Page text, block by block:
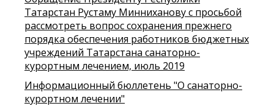
Татарстан Рустаму Минниханову с просьбой
рассмотреть вопрос сохранения прежнего
порядка обеспечения работников бюджетных
учреждений Татарстана санаторно-
курортным лечением, июль 2019
Информационный бюллетень "О санаторно-
курортном лечении"